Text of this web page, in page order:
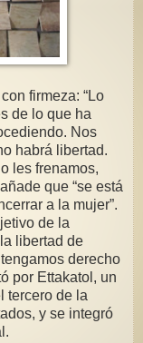
firmeza: “Lo
de lo que ha
Nos
habrá libertad.
les frenamos,
que “se está
a la mujer”.
de la
libertad de
derecho
por Ettakatol, un
tercero de la
y se integró